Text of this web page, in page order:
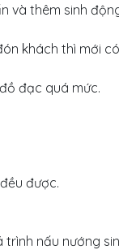
và thêm sinh
khách thì mới
đạc quá mức.
được.
nấu nướng